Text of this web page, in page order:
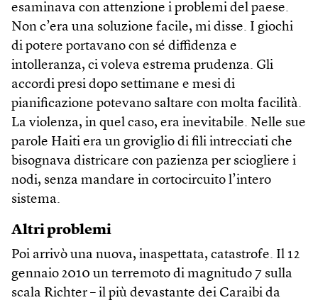
esaminava con attenzione i problemi del paese.
Non c’era una soluzione facile, mi disse. I giochi
di potere portavano con sé diffidenza e
intolleranza, ci voleva estrema prudenza. Gli
accordi presi dopo settimane e mesi di
pianificazione potevano saltare con molta facilità.
La violenza, in quel caso, era inevitabile. Nelle sue
parole Haiti era un groviglio di fili intrecciati che
bisognava districare con pazienza per sciogliere i
nodi, senza mandare in cortocircuito l’intero
sistema.
Altri problemi
Poi arrivò una nuova, inaspettata, catastrofe. Il 12
gennaio 2010 un terremoto di magnitudo 7 sulla
scala Richter – il più devastante dei Caraibi da